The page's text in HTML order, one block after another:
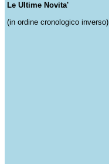
Le Ultime Novita'
(in ordine cronologico inverso)